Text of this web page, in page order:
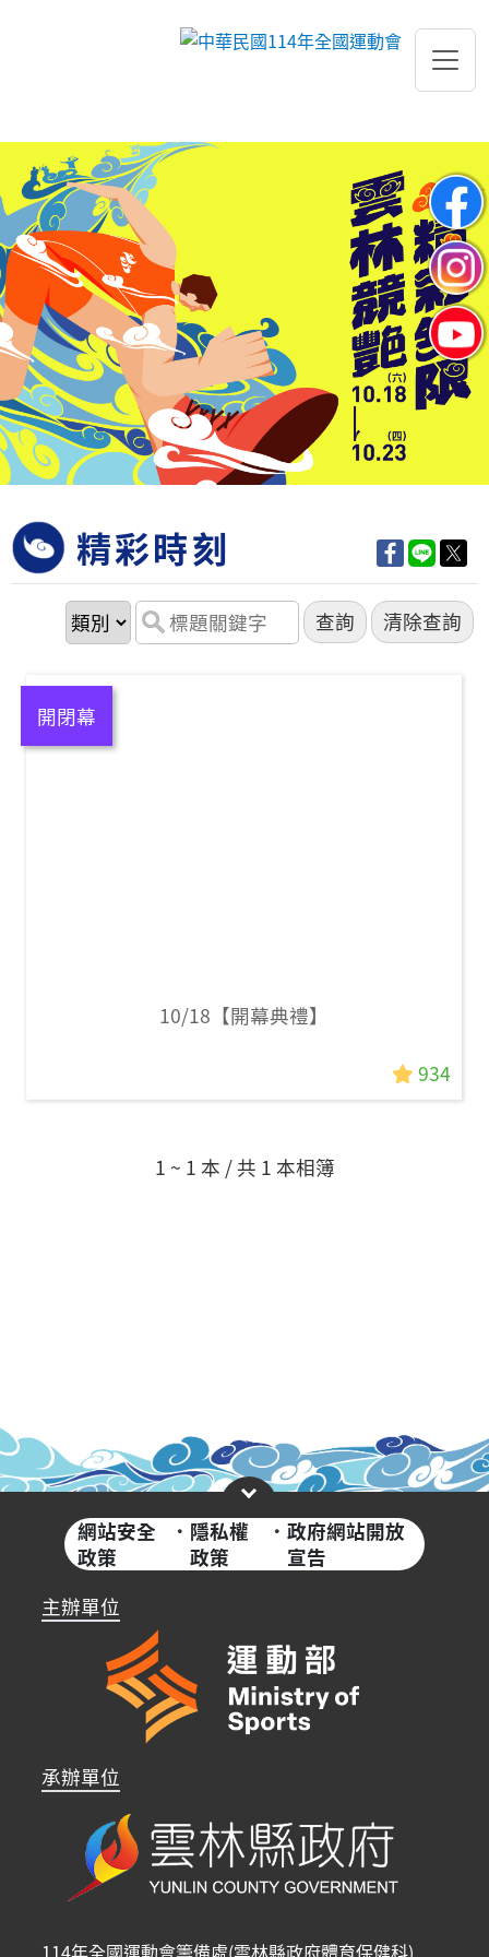
跳到主要內容
精彩時刻
開閉幕
10/18【開幕典禮】
934
1 ~ 1 本 / 共 1 本相簿
網站安全
政策
· 隱私權
政策
·政府網站開放
宣告
主辦單位
承辦單位
114年全國運動會籌備處(雲林縣政府體育保健科)